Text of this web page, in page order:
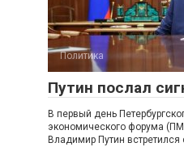
Политика
Путин послал
В первый день
экономического форума
Владимир Путин встретился